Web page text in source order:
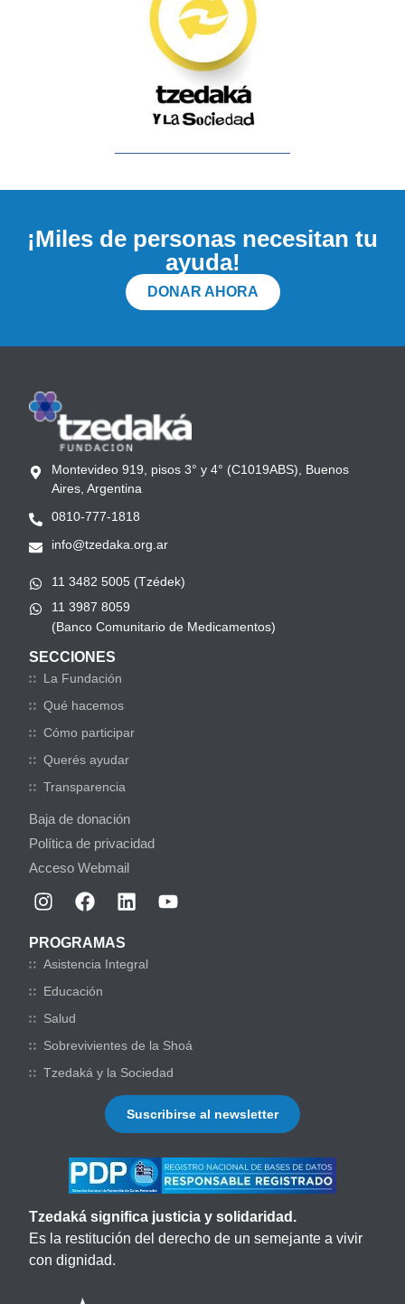
¡Miles de personas necesitan tu
ayuda!
DONAR AHORA
Montevideo 919, pisos 3° y 4° (C1019ABS), Buenos
Aires, Argentina
0810-777-1818
info@tzedaka.org.ar
11 3482 5005 (Tzédek)
11 3987 8059
(Banco Comunitario de Medicamentos)
SECCIONES
La Fundación
Qué hacemos
Cómo participar
Querés ayudar
Transparencia
Baja de donación
Política de privacidad
Acceso Webmail
PROGRAMAS
Asistencia Integral
Educación
Salud
Sobrevivientes de la Shoá
Tzedaká y la Sociedad
Suscribirse al newsletter
Tzedaká significa justicia y solidaridad.
Es la restitución del derecho de un semejante a vivir
con dignidad.